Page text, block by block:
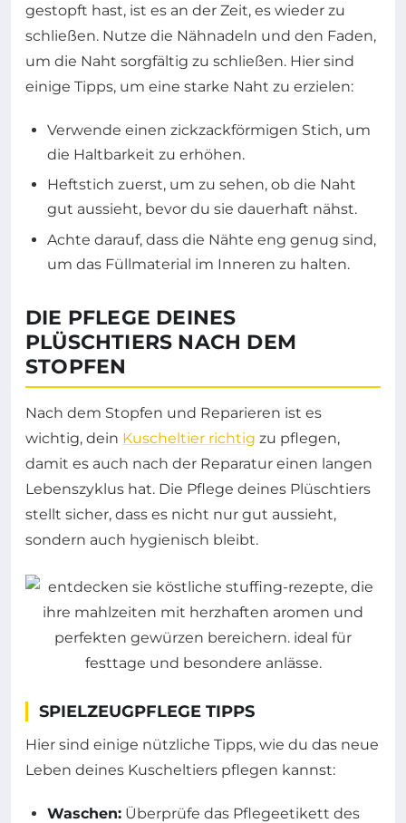
gestopft hast, ist es an der Zeit, es wieder zu
schließen. Nutze die Nähnadeln und den Faden,
um die Naht sorgfältig zu schließen. Hier sind
einige Tipps, um eine starke Naht zu erzielen:
Verwende einen zickzackförmigen Stich, um
die Haltbarkeit zu erhöhen.
Heftstich zuerst, um zu sehen, ob die Naht
gut aussieht, bevor du sie dauerhaft nähst.
Achte darauf, dass die Nähte eng genug sind,
um das Füllmaterial im Inneren zu halten.
DIE PFLEGE DEINES
PLÜSCHTIERS NACH DEM
STOPFEN
Nach dem Stopfen und Reparieren ist es
wichtig, dein Kuscheltier richtig zu pflegen,
damit es auch nach der Reparatur einen langen
Lebenszyklus hat. Die Pflege deines Plüschtiers
stellt sicher, dass es nicht nur gut aussieht,
sondern auch hygienisch bleibt.
SPIELZEUGPFLEGE TIPPS
Hier sind einige nützliche Tipps, wie du das neue
Leben deines Kuscheltiers pflegen kannst:
Waschen: Überprüfe das Pflegeetikett des